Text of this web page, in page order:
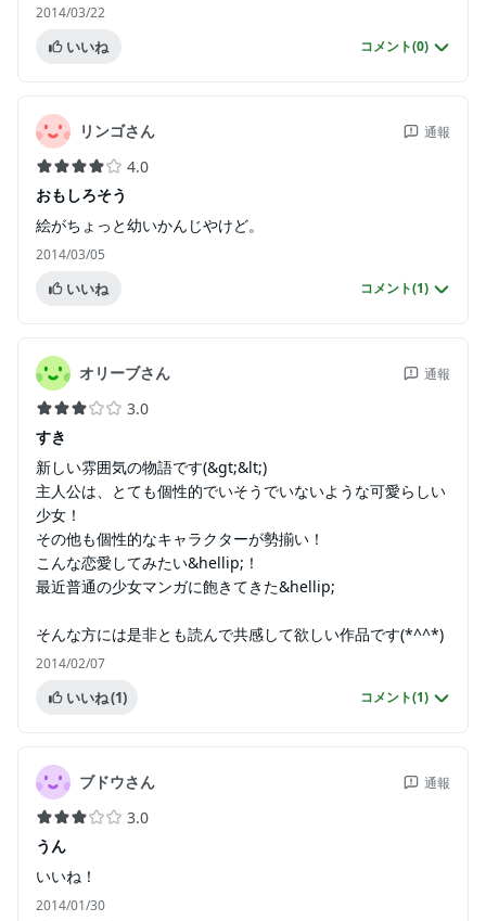
2014/03/22
いいね コメント(0)
リンゴさん 通報
4.0
おもしろそう
絵がちょっと幼いかんじやけど。
2014/03/05
いいね コメント(1)
オリーブさん 通報
3.0
すき
新しい雰囲気の物語です(&gt;&lt;)
主人公は、とても個性的でいそうでいないような可愛らしい
少女！
その他も個性的なキャラクターが勢揃い！
こんな恋愛してみたい&hellip;！
最近普通の少女マンガに飽きてきた&hellip;
そんな方には是非とも読んで共感して欲しい作品です(*^^*)
2014/02/07
いいね(1) コメント(1)
ブドウさん 通報
3.0
うん
いいね！
2014/01/30